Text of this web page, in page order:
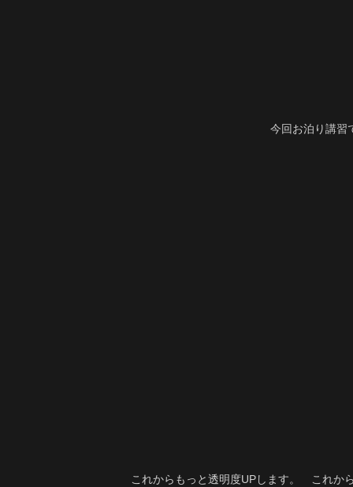
今回お泊り講
これからもっと透明度UPします。 これか